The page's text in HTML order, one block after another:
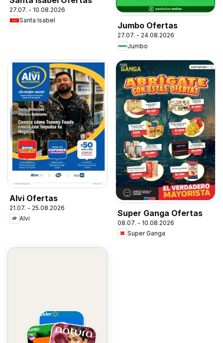
27.07. - 10.08.2026
Santa Isabel
Jumbo Ofertas
27.07. - 24.08.2026
Jumbo
Alvi Ofertas
21.07. - 25.08.2026
Alvi
Super Ganga Ofertas
08.07. - 10.08.2026
Super Ganga